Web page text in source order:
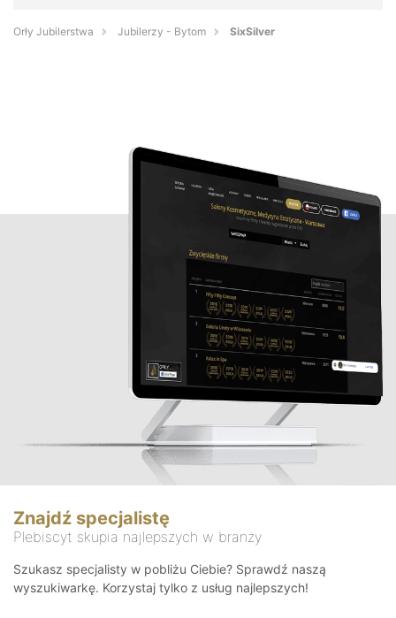
Orły Jubilerstwa Jubilerzy - Bytom SixSilver
Znajdź specjalistę
Plebiscyt skupia najlepszych w branży
Szukasz specjalisty w pobliżu Ciebie? Sprawdź naszą
wyszukiwarkę. Korzystaj tylko z usług najlepszych!